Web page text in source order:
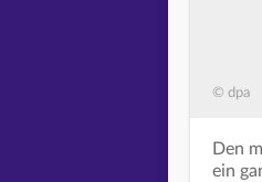
© dpa
Den
ein